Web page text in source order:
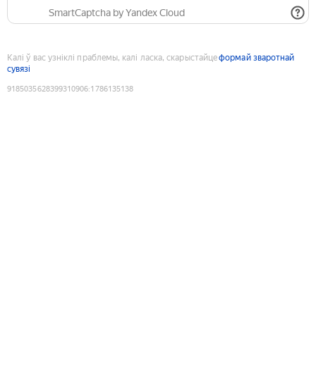
SmartCaptcha by Yandex Cloud
Калі ў вас узніклі праблемы, калі ласка, скарыстайцеформай зваротнай
сувязі
9185035628399310906:1786135138